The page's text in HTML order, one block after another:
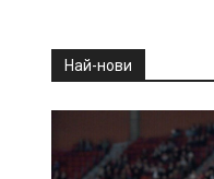
Най-нови